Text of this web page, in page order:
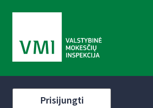
Prisijungti